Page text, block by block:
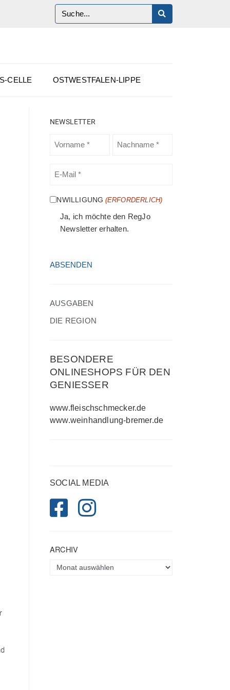
CELLE OSTWESTFALEN-LIPPE
NEWSLETTER
(ERFORDERLICH)
EINWILLIGUNG (ERFORDERLICH)
Ja, ich möchte den RegJo
Newsletter erhalten.
(ERFORDERLICH)
AUSGABEN
DIE REGION
BESONDERE
ONLINESHOPS FÜR DEN
GENIESSER
www.fleischschmecker.de
www.weinhandlung-bremer.de
SOCIAL MEDIA
ARCHIV